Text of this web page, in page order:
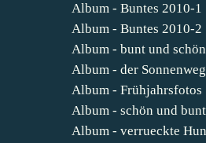
Album - Buntes 2010-1
Album - Buntes 2010-2
Album - bunt und schön
Album - der
Album - Frühjahrsfotos
Album - schön und bunt
Album - verrueckte